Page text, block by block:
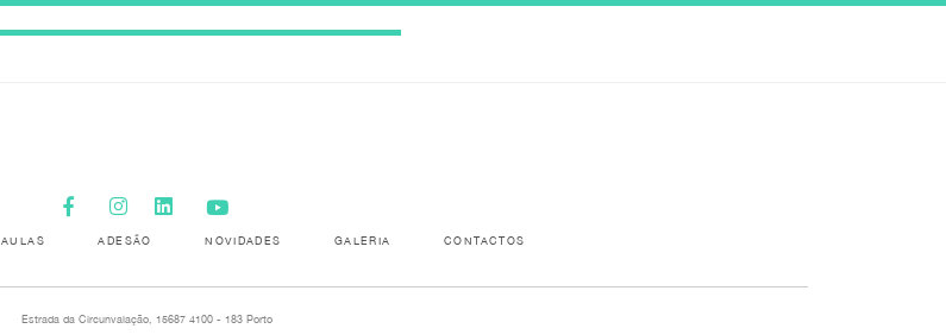
AULAS ADESÃO NOVIDADES GALERIA CONTACTOS
Estrada da Circunvalação, 15687 4100 - 183 Porto